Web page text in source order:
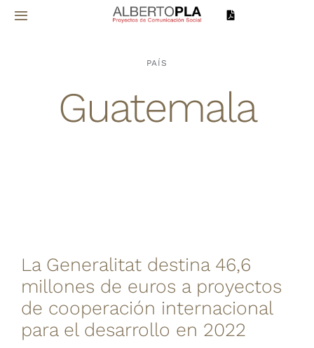
Saltar
Toggle
Inicio
Sobre mí
Contacto
PAÍS
Guatemala
La Generalitat destina 46,6
millones de euros a proyectos
de cooperación internacional
para el desarrollo en 2022